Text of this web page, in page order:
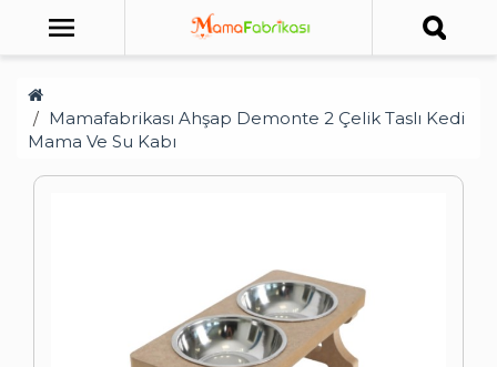
Mamafabrikası Ahşap Demonte 2 Çelik Taslı Kedi
Mama Ve Su Kabı